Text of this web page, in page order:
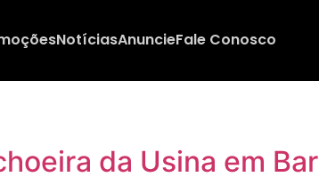
NotíciasAnuncieFale Conosco
da Usina em